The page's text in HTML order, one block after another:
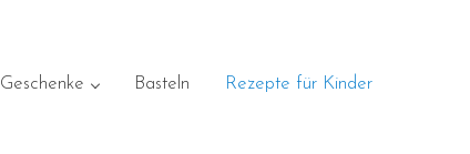
Geschenke Basteln Rezepte für Kinder